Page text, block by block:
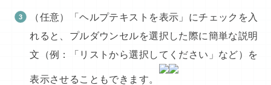
（任意）「ヘルプテキストを表示」にチェックを入
れると、プルダウンセルを選択した際に簡単な説明
文（例：「リストから選択してください」など）を
表示させることもできます。